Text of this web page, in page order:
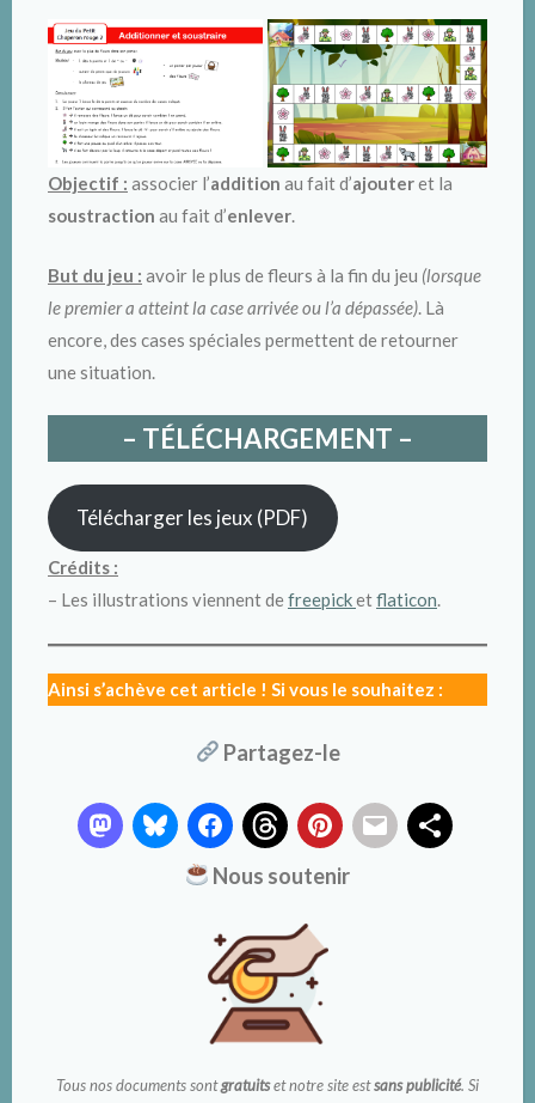
Objectif : associer l’addition au fait d’ajouteret la
soustraction au fait d’enlever.
But du jeu : avoir le plus de fleurs à la fin du jeu (lorsque
le premier a atteint la case arrivée ou l’a dépassée). Là
encore, des cases spéciales permettent de retourner
une situation.
– TÉLÉCHARGEMENT –
Télécharger les jeux (PDF)
Crédits :
– Les illustrations viennent defreepicketflaticon.
Ainsi s’achève cet article ! Si vous le souhaitez :
Partagez-le
Nous soutenir
Tous nos documents sontgratuitset notre site estsans publicité. Si